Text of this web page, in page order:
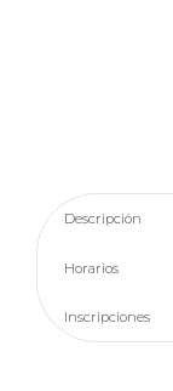
Descripción
Horarios
Inscripciones